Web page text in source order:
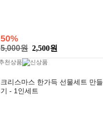
50%
5,000원 2,500원
크리스마스 한가득 선물세트 만들
기 - 1인세트